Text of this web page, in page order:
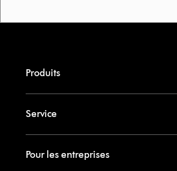
Produits
Service
Pour les entreprises